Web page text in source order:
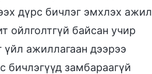
дүрс бичлэг эмхлэх ажил
ойлголтгүй байсан учир
үйл ажиллагаан дээрээ
бичлэгүүд замбараагүй